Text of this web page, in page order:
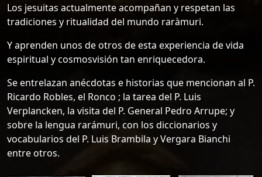
Los jesuitas actualmente acompañan y respetan las
tradiciones y ritualidad del mundo raràmuri.
Y aprenden unos de otros de esta experiencia de vida
espiritual y cosmosvisión tan enriquecedora.
Se entrelazan anécdotas e historias que mencionan al P.
Ricardo Robles, el Ronco ; la tarea del P. Luis
Verplancken, la visita del P. General Pedro Arrupe; y
sobre la lengua rarámuri, con los diccionarios y
vocabularios del P. Luis Brambila y Vergara Bianchi
entre otros.